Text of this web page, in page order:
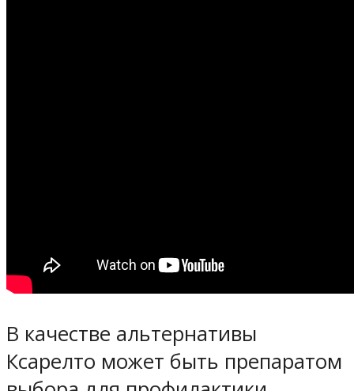
В качестве альтернативы
Ксарелто может быть препаратом